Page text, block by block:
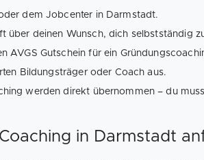
dem Jobcenter in Darmstadt.
über deinen Wunsch, dich selbstständig
AVGS Gutschein für ein
Bildungsträger oder Coach aus.
werden direkt übernommen – du
in Darmstadt